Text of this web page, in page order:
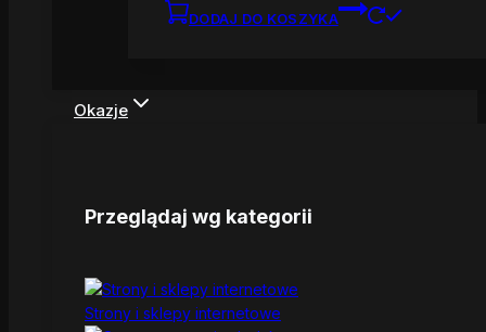
DODAJ DO KOSZYKA
Okazje
Przeglądaj wg kategorii
Strony i sklepy internetowe